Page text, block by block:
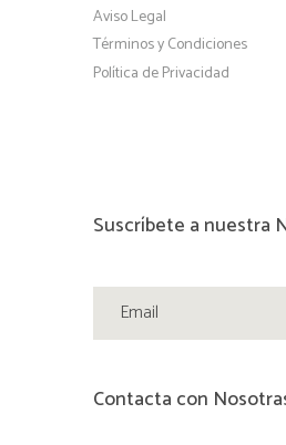
Aviso Legal
Términos y Condiciones
Política de Privacidad
Suscríbete a nuestra
Contacta con